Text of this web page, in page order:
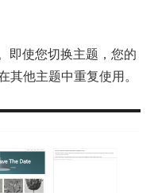
使您切换主题，您的
其他主题中重复使用。